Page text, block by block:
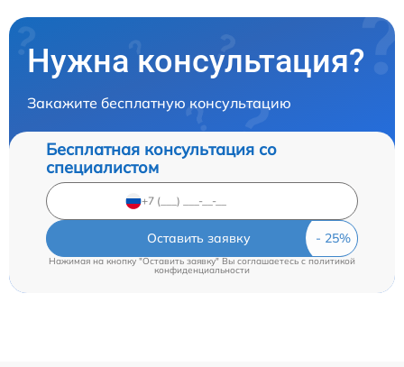
Нужна консультация?
Закажите бесплатную консультацию
Бесплатная консультация со
специалистом
Оставить заявку
Нажимая на кнопку "Оставить заявку" Вы соглашаетесь cполитикой
конфиденциальности